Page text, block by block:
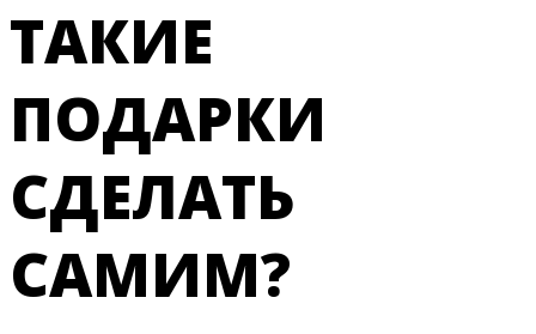
ТАКИЕ
ПОДАРКИ
СДЕЛАТЬ
САМИМ?